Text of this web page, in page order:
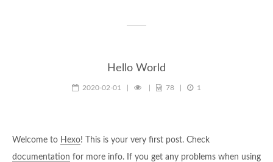
Hello World
2020-02-01 78 1
Welcome to Hexo! This is your very first post. Check
documentation for more info. If you get any problems when using